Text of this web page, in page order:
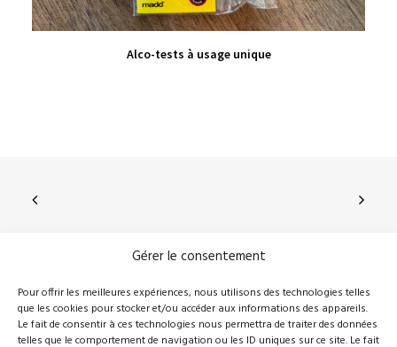
Gérer le consentement
Pour offrir les meilleures expériences, nous utilisons des technologies telles
que les cookies pour stocker et/ou accéder aux informations des appareils.
Le fait de consentir à ces technologies nous permettra de traiter des données
telles que le comportement de navigation ou les ID uniques sur ce site. Le fait
VIEW PRODUCT
peuvent
la
page
du
Alco-tests à usage unique
210, rue Principale, Vallée-Jonction (Qc), G0S 3J0
418 389-8899info@novalie.ca